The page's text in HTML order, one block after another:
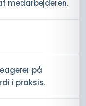
medarbejderen.
på
i praksis.